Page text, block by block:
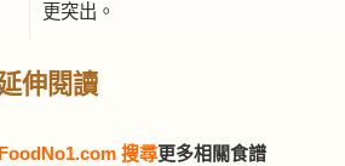
更突出。
伸閱讀
FoodNo1.com 搜尋更多相關食譜